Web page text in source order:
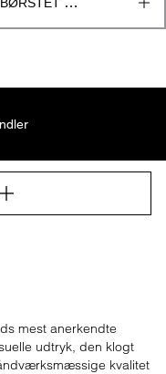
mest anerkendte
udtryk, den klogt
kvalitet